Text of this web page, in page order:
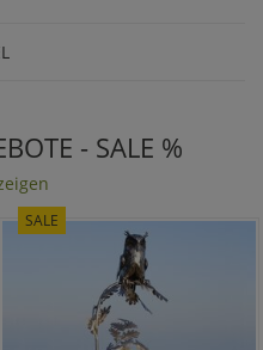
- SALE %
SALE